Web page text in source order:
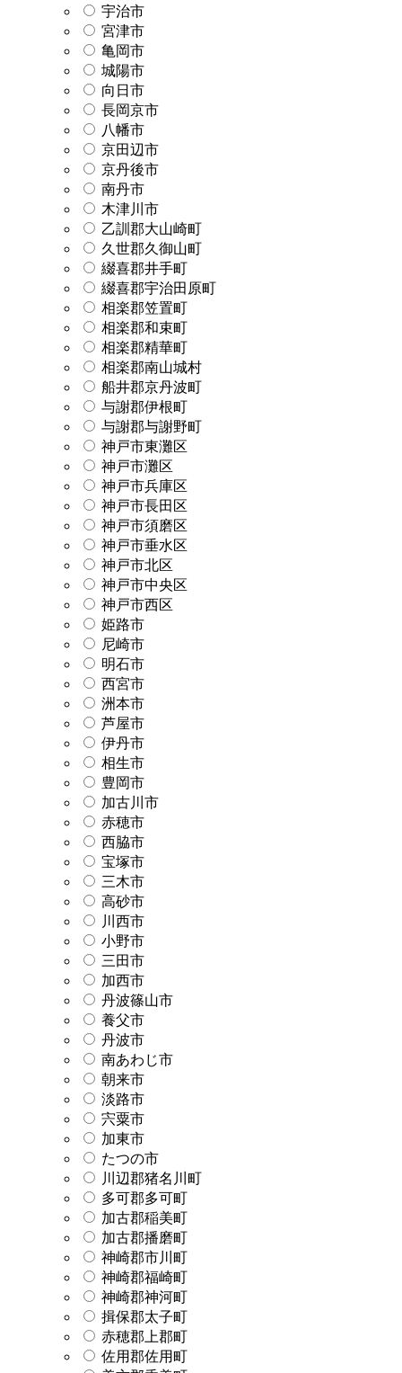
宇治市
宮津市
亀岡市
城陽市
向日市
長岡京市
八幡市
京田辺市
京丹後市
南丹市
木津川市
乙訓郡大山崎町
久世郡久御山町
綴喜郡井手町
綴喜郡宇治田原町
相楽郡笠置町
相楽郡和束町
相楽郡精華町
相楽郡南山城村
船井郡京丹波町
与謝郡伊根町
与謝郡与謝野町
神戸市東灘区
神戸市灘区
神戸市兵庫区
神戸市長田区
神戸市須磨区
神戸市垂水区
神戸市北区
神戸市中央区
神戸市西区
姫路市
尼崎市
明石市
西宮市
洲本市
芦屋市
伊丹市
相生市
豊岡市
加古川市
赤穂市
西脇市
宝塚市
三木市
高砂市
川西市
小野市
三田市
加西市
丹波篠山市
養父市
丹波市
南あわじ市
朝来市
淡路市
宍粟市
加東市
たつの市
川辺郡猪名川町
多可郡多可町
加古郡稲美町
加古郡播磨町
神崎郡市川町
神崎郡福崎町
神崎郡神河町
揖保郡太子町
赤穂郡上郡町
佐用郡佐用町